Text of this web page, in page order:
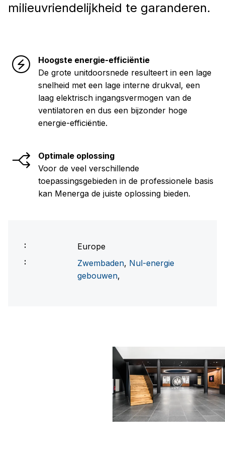
milieuvriendelijkheid te garanderen.
Hoogste energie-efficiëntie
De grote unitdoorsnede resulteert in een lage
snelheid met een lage interne drukval, een
laag elektrisch ingangsvermogen van de
ventilatoren en dus een bijzonder hoge
energie-efficiëntie.
Optimale oplossing
Voor de veel verschillende
toepassingsgebieden in de professionele basis
kan Menerga de juiste oplossing bieden.
Europe
Zwembaden, Nul-energie
gebouwen,